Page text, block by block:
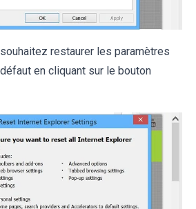
restaurer les paramètres
en cliquant sur le bouton